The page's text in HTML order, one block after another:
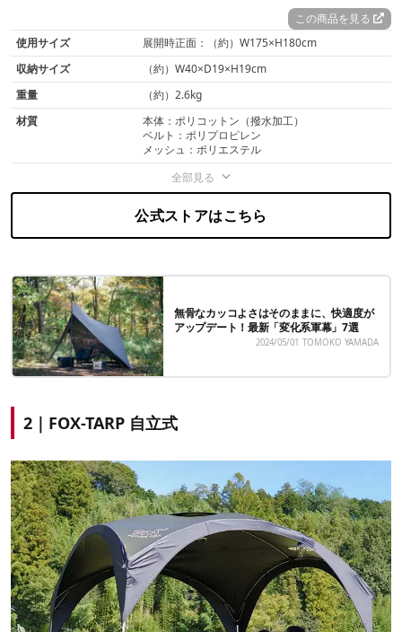
この商品を見る
使用サイズ
展開時正面：（約）W175×H180cm
収納サイズ
（約）W40×D19×H19cm
重量
（約）2.6kg
材質
本体：ポリコットン（撥水加工）
ベルト：ポリプロピレン
メッシュ：ポリエステル
全部見る
公式ストアはこちら
無骨なカッコよさはそのままに、快適度が
アップデート！最新「変化系軍幕」7選
2024/05/01 TOMOKO YAMADA
2｜FOX-TARP 自立式